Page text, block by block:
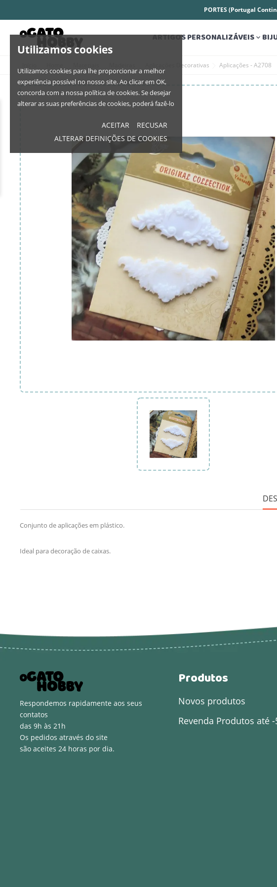
Utilizamos cookies
Utilizamos cookies para lhe proporcionar a melhor
experiência possível no nosso site. Ao clicar em OK,
concorda com a nossa política de cookies. Se desejar
alterar as suas preferências de cookies, poderá fazê-lo
ACEITAR
RECUSAR
ALTERAR DEFINIÇÕES DE COOKIES
PORTES (Portugal
ARTIGOS PERSONALIZÁVEIS
Aplicações Decorativas Aplicações - A2708
Conjunto de aplicações em plástico.
Ideal para decoração de caixas.
Respondemos rapidamente aos seus
contatos
das 9h às 21h
Os pedidos através do site
são aceites 24 horas por dia.
Produtos
Novos produtos
Revenda Produtos até -